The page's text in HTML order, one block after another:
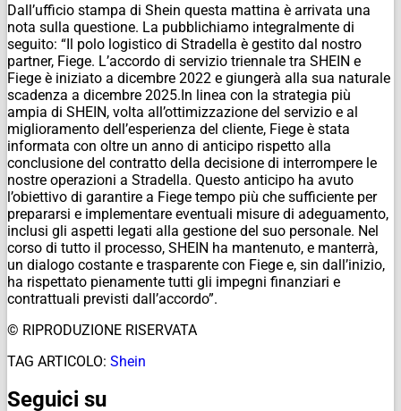
Dall’ufficio stampa di Shein questa mattina è arrivata una
nota sulla questione. La pubblichiamo integralmente di
seguito: “Il polo logistico di Stradella è gestito dal nostro
partner, Fiege. L’accordo di servizio triennale tra SHEIN e
Fiege è iniziato a dicembre 2022 e giungerà alla sua naturale
scadenza a dicembre 2025.In linea con la strategia più
ampia di SHEIN, volta all’ottimizzazione del servizio e al
miglioramento dell’esperienza del cliente, Fiege è stata
informata con oltre un anno di anticipo rispetto alla
conclusione del contratto della decisione di interrompere le
nostre operazioni a Stradella. Questo anticipo ha avuto
l’obiettivo di garantire a Fiege tempo più che sufficiente per
prepararsi e implementare eventuali misure di adeguamento,
inclusi gli aspetti legati alla gestione del suo personale. Nel
corso di tutto il processo, SHEIN ha mantenuto, e manterrà,
un dialogo costante e trasparente con Fiege e, sin dall’inizio,
ha rispettato pienamente tutti gli impegni finanziari e
contrattuali previsti dall’accordo”.
© RIPRODUZIONE RISERVATA
TAG ARTICOLO: Shein
Seguici su